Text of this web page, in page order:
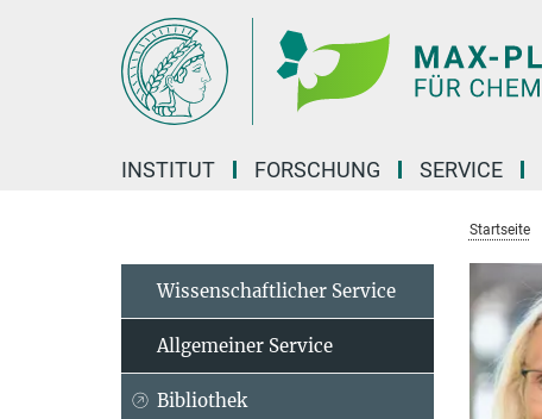
INSTITUT FORSCHUNG SERVICE
Startseite
Wissenschaftlicher Service
Allgemeiner Service
Bibliothek